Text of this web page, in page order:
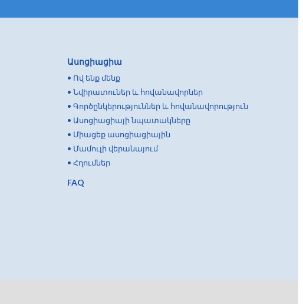
Ասոցիացիա
• Ով ենք մենք
• Նվիրատուներ և հովանավորներ
• Գործընկերություններ և հովանավորություն
• Ասոցիացիայի նպատակները
• Միացեք ասոցիացիային
• Մամուլի վերանայում
• Հղումներ
FAQ